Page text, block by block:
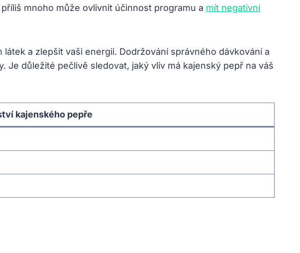
mnoho může ovlivnit účinnost programu a mít negativní
a zlepšit vaši energii. Dodržování správného dávkování a
důležité pečlivě sledovat, jaký vliv má kajenský pepř na váš
kajenského pepře